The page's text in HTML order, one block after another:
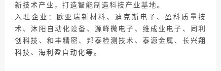
新技术产业，打造智能制造科技产业基地。
入驻企业：欧亚瑞新材料、迪克斯电子、盈科质量技
术、沐阳自动化设备、源峰微电子、维成业电子、同利
创科技、和丰精密、邦泰检测技术、泰源金属、长兴翔
科技、海利盈自动化等。